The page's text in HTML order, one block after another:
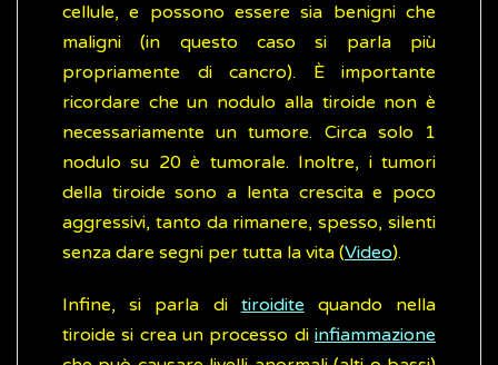
cellule, e possono essere sia benigni che
maligni (in questo caso si parla più
propriamente di cancro). È importante
ricordare che un nodulo alla tiroide non è
necessariamente un tumore. Circa solo 1
nodulo su 20 è tumorale. Inoltre, i tumori
della tiroide sono a lenta crescita e poco
aggressivi, tanto da rimanere, spesso, silenti
senza dare segni per tutta la vita (Video).
Infine, si parla di tiroidite quando nella
tiroide si crea un processo di infiammazione